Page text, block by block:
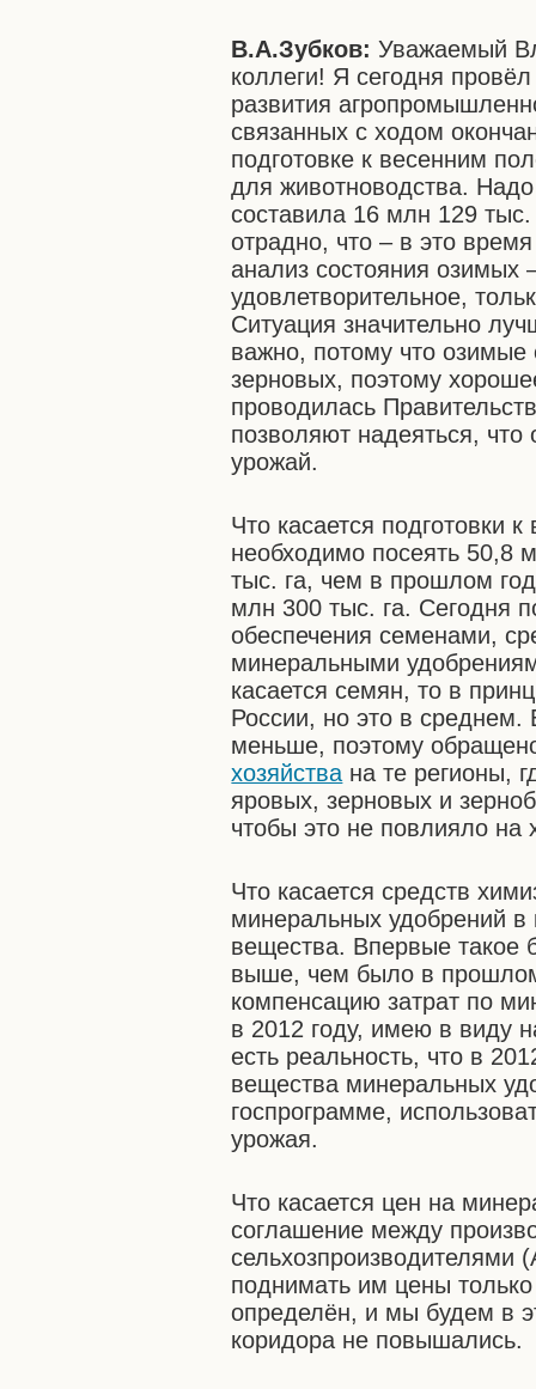
В.А.Зубков: Уважаемый
коллеги! Я сегодня
развития
связанных с ходом
подготовке к весенним
для животноводства.
составила 16 млн 129
отрадно, что – в это
анализ состояния озимых
удовлетворительное,
Ситуация значительно
важно, потому что
зерновых, поэтому
проводилась
позволяют надеяться,
урожай.
Что касается подготовки
необходимо посеять 50,8
тыс. га, чем в прошлом
млн 300 тыс. га. Сегодня
обеспечения семенами,
минеральными
касается семян, то в
России, но это в среднем.
меньше, поэтому
хозяйства на те регионы,
яровых, зерновых и
чтобы это не повлияло на
Что касается средств
минеральных удобрений
вещества. Впервые такое
выше, чем было в
компенсацию затрат по
в 2012 году, имею в виду
есть реальность, что в
вещества минеральных
госпрограмме,
урожая.
Что касается цен на
соглашение между
сельхозпроизводителями
поднимать им цены
определён, и мы будем в
коридора не повышались.